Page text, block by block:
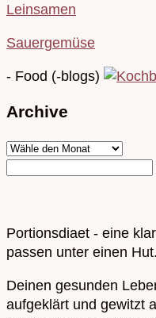
Leinsamen
Sauergemüse
- Food (-blogs)
Archive
Portionsdiaet - eine
passen unter einen Hut.
Deinen gesunden
aufgeklärt und gewitzt